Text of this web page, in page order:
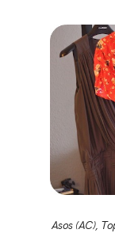
Asos (AC),